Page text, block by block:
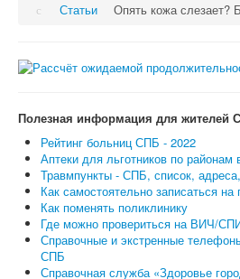
Статьи
Опять кожа слезает?
Полезная информация для жителей
Рейтинг больниц СПБ - 2022
Аптеки для льготников по районам
Травмпункты - СПБ, список,
Как самостоятельно записаться
Как поменять поликлинику
Где можно провериться на ВИЧ/
Справочные и экстренные
СПБ
Справочная служба «Здоровье